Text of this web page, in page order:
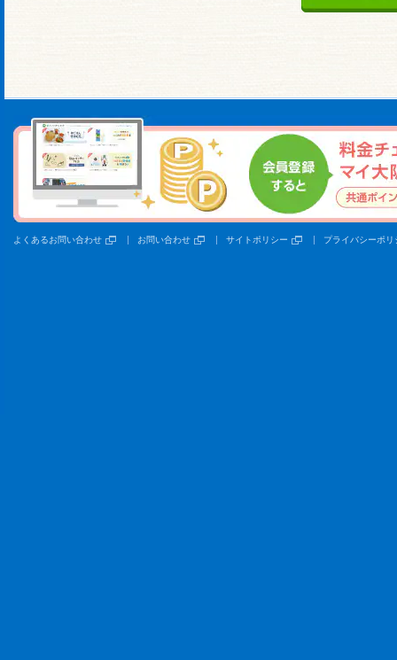
よくあるお問い合わせ お問い合わせ サイトポリシー プライバシーポリ